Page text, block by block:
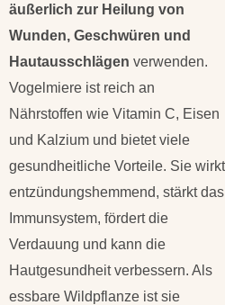
äußerlich zur Heilung von
Wunden, Geschwüren und
Hautausschlägen verwenden.
Vogelmiere ist reich an
Nährstoffen wie Vitamin C, Eisen
und Kalzium und bietet viele
gesundheitliche Vorteile. Sie wirkt
entzündungshemmend, stärkt das
Immunsystem, fördert die
Verdauung und kann die
Hautgesundheit verbessern. Als
essbare Wildpflanze ist sie